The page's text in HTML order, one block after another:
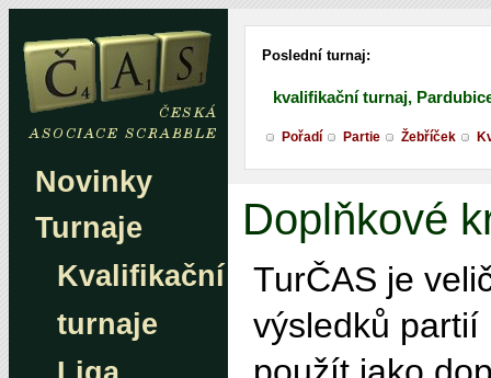
Novinky
Turnaje
Kvalifikační
turnaje
Poslední turnaj:
kvalifikační turnaj,
Pořadí Partie Žebříček
Doplňkové
TurČAS je
výsledků partií